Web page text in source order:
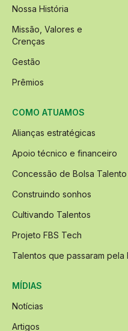
Nossa História
Missão, Valores e
Crenças
Gestão
Prêmios
COMO ATUAMOS
Alianças estratégicas
Apoio técnico e financeiro
Concessão de Bolsa Talento
Construindo sonhos
Cultivando Talentos
Projeto FBS Tech
Talentos que passaram pela
MÍDIAS
Notícias
Artigos